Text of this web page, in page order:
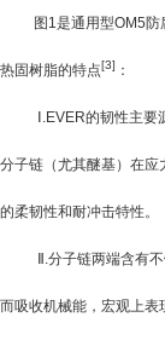
图 1是通用型OM5防
热固树脂的特点[3] ：
.EVER的韧性主要
分子链（尤其醚基）在
的柔韧性和耐冲击特性。
.分子链两端含有
而吸收机械能，宏观上表